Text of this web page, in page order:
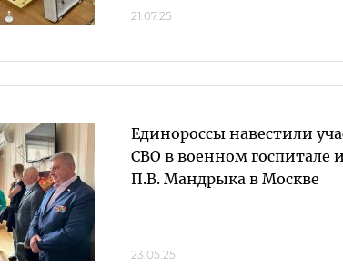
21.07.25
Единороссы навестили
СВО в военном госпитале
П.В. Мандрыка в Москве
23.05.25